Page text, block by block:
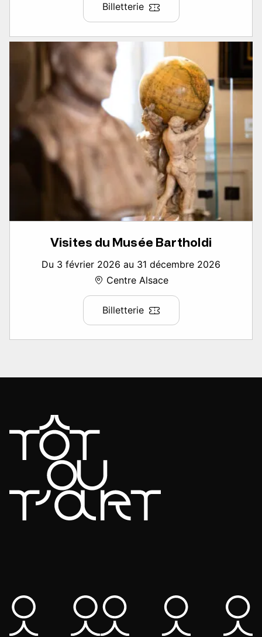
Billetterie
Visites du Musée Bartholdi
Du 3 février 2026 au 31 décembre 2026
Centre Alsace
Billetterie